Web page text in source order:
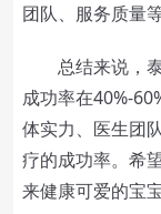
团队、服务质量等
总结来说，泰
成功率在40%-
体实力、医生团
疗的成功率。希
来健康可爱的宝